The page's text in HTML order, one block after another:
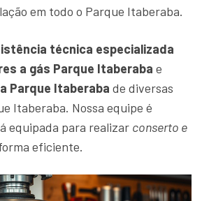
em todo o Parque Itaberaba.
técnica especializada
a gás Parque Itaberaba e
Parque Itaberaba de diversas
Itaberaba. Nossa equipe é
equipada para realizar conserto e
eficiente.